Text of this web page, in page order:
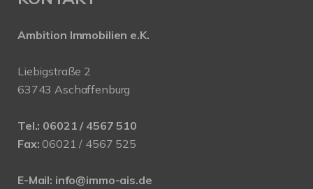
Ambition Immobilien e.K.
Liebigstraße 2
63743 Aschaffenburg
Tel.: 06021 / 4567 510
Fax: 06021 / 4567 525
E-Mail: info@immo-ais.de